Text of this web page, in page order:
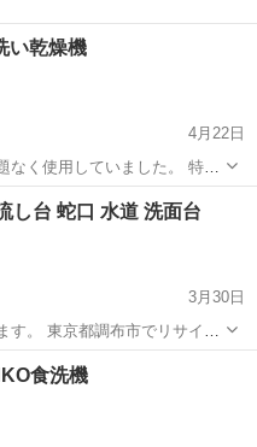
い乾燥機
4月22日
く使用していました。 特に
題で買い替えたので、必要な
ン家電 Panasonic
し台 蛇口 水道 洗面台
3月30日
。 東京都調布市でリサイク
家電 流し台
食洗機